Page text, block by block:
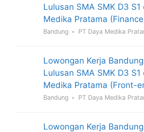
Lulusan SMA SMK D3 S1
Medika Pratama
Bandung PT Daya Medika
Lowongan Kerja
Lulusan SMA SMK D3 S1
Medika Pratama (Front-
Bandung PT Daya Medika
Lowongan Kerja